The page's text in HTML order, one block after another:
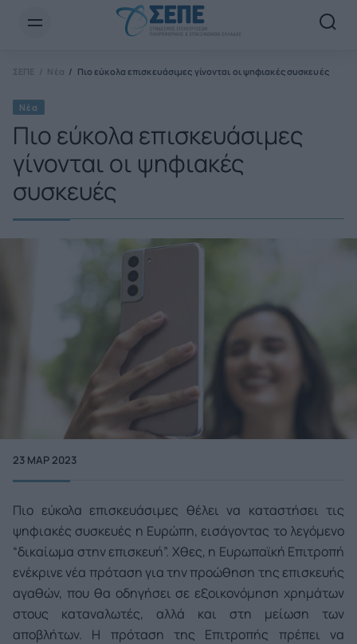
ΣΕΠΕ Νέα Πιο εύκολα επισκευάσιμες γίνονται οι ψηφιακές συσκευές
Νέα
Πιο εύκολα επισκευάσιμες
γίνονται οι ψηφιακές
συσκευές
23 ΜΑΡ 2023
Πιο εύκολα επισκευάσιμες θέλει να καταστήσει τις
ψηφιακές συσκευές η Ευρώπη, εισάγοντας το λεγόμενο
“δικαίωμα στην επισκευή”. Χθες, η Ευρωπαϊκή Επιτροπή
ενέκρινε νέα πρόταση για την προώθηση της επισκευής
αγαθών, που θα οδηγήσει σε εξοικονόμηση χρημάτων
στους καταναλωτές, αλλά και στη μείωση των
αποβλήτων. Η πρόταση της Επιτροπής πρέπει να
Newsletter Email*